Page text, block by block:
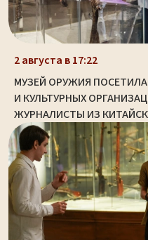
2 августа в 17:22
МУЗЕЙ ОРУЖИЯ
И КУЛЬТУРНЫХ
ЖУРНАЛИСТЫ ИЗ